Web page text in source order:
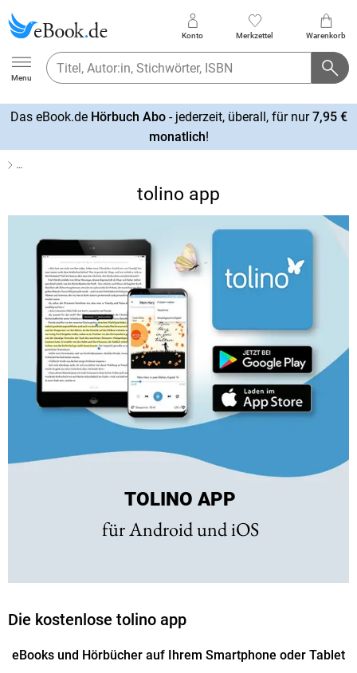
Ebook.de
Menu
Konto Merkzettel Warenkorb
Das eBook.de Hörbuch Abo- jederzeit, überall, für nur7,95 €
monatlich!
…
tolino app
TOLINO APP
für Android und iOS
Die kostenlose tolino app
eBooks und Hörbücher auf Ihrem Smartphone oder Tablet